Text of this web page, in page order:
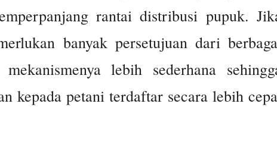
rantai distribusi pupuk.
banyak persetujuan dari
lebih sederhana
kepada petani terdaftar secara lebih